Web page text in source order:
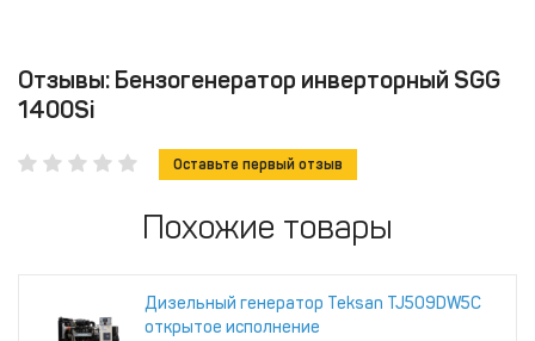
Отзывы: Бензогенератор инверторный SGG
1400Si
Оставьте первый отзыв
Похожие товары
Дизельный генератор Teksan TJ509DW5C
открытое исполнение